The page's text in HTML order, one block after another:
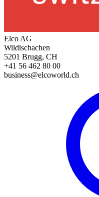
Elco AG
Wildischachen
5201 Brugg, CH
+41 56 462 80 00
business@elcoworld.ch